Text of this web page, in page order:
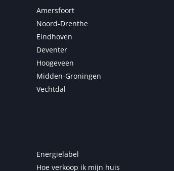
Amersfoort
Noord-Drenthe
Eindhoven
Deventer
Hoogeveen
Midden-Groningen
Vechtdal
Energielabel
Hoe verkoop ik mijn huis